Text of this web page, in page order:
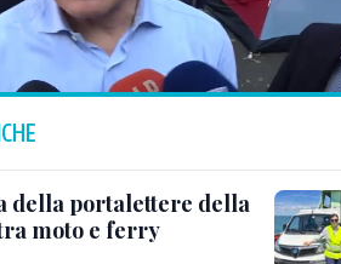
della portalettere della
moto e ferry